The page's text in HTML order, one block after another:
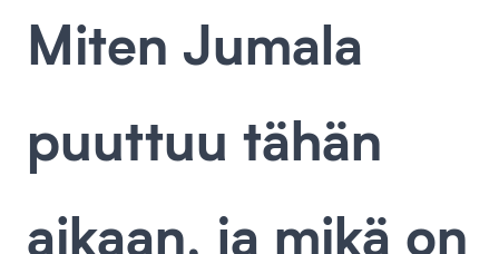
Miten Jumala
puuttuu tähän
aikaan, ja mikä on